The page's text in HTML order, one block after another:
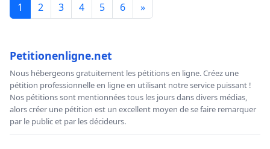
1 2 3 4 5 6 »
Petitionenligne.net
Nous hébergeons gratuitement les pétitions en ligne. Créez une
pétition professionnelle en ligne en utilisant notre service puissant !
Nos pétitions sont mentionnées tous les jours dans divers médias,
alors créer une pétition est un excellent moyen de se faire remarquer
par le public et par les décideurs.